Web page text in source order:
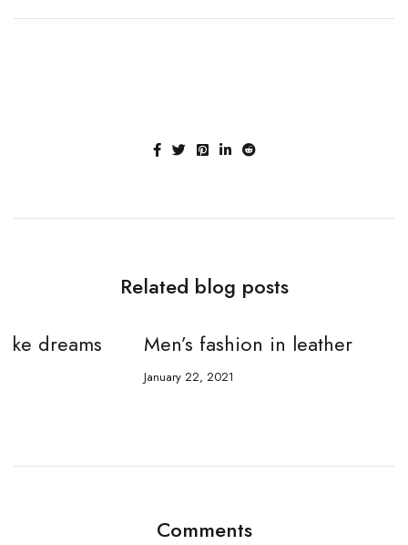
A team of designers
Related blog posts
Men’s fashion in leather
Comments